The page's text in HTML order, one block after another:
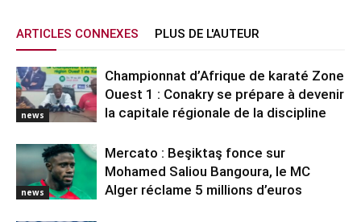
ARTICLES CONNEXES PLUS DE L'AUTEUR
news
Championnat d’Afrique de karaté Zone
Ouest 1 : Conakry se prépare à devenir
la capitale régionale de la discipline
news
Mercato : Beşiktaş fonce sur
Mohamed Saliou Bangoura, le MC
Alger réclame 5 millions d’euros